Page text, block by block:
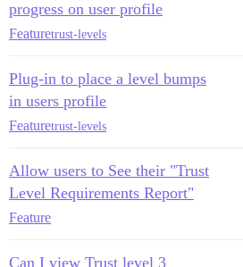
progress on user profile
Featuretrust-levels
Plug-in to place a level bumps
in users profile
Featuretrust-levels
Allow users to See their "Trust
Level Requirements Report"
Feature
Can I view Trust level 3